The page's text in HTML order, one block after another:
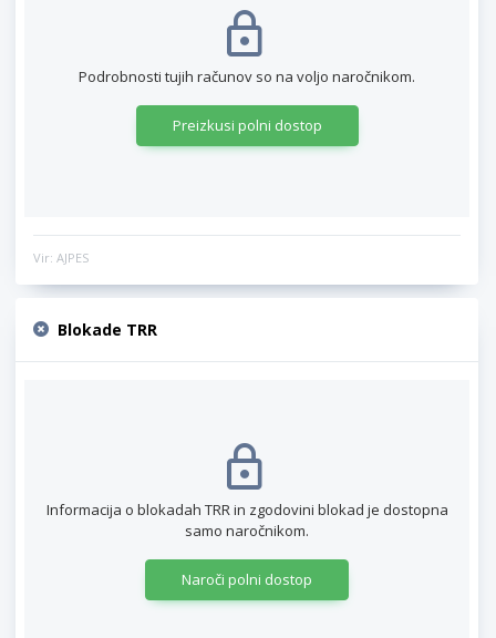
Podrobnosti tujih računov so na voljo naročnikom.
Preizkusi polni dostop
Vir: AJPES
Blokade TRR
Informacija o blokadah TRR in zgodovini blokad je dostopna
samo naročnikom.
Naroči polni dostop